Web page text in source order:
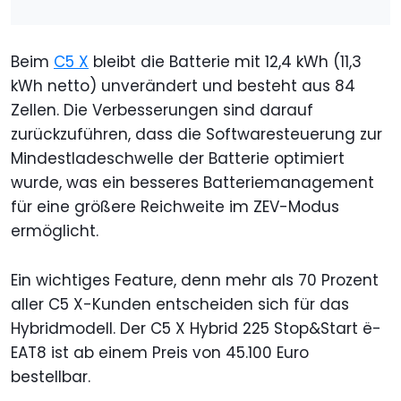
Beim C5 X bleibt die Batterie mit 12,4 kWh (11,3
kWh netto) unverändert und besteht aus 84
Zellen. Die Verbesserungen sind darauf
zurückzuführen, dass die Softwaresteuerung zur
Mindestladeschwelle der Batterie optimiert
wurde, was ein besseres Batteriemanagement
für eine größere Reichweite im ZEV-Modus
ermöglicht.
Ein wichtiges Feature, denn mehr als 70 Prozent
aller C5 X-Kunden entscheiden sich für das
Hybridmodell. Der C5 X Hybrid 225 Stop&Start ë-
EAT8 ist ab einem Preis von 45.100 Euro
bestellbar.